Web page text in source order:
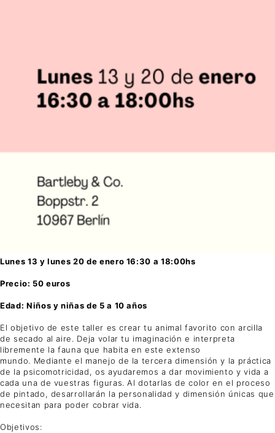
Lunes 13 y lunes 20 de enero 16:30 a 18:00hs
Precio: 50 euros
Edad: Niños y niñas de 5 a 10 años
El objetivo de este taller es crear tu animal favorito con arcilla
de secado al aire. Deja volar tu imaginación e interpreta
libremente la fauna que habita en este extenso
mundo. Mediante el manejo de la tercera dimensión y la práctica
de la psicomotricidad, os ayudaremos a dar movimiento y vida a
cada una de vuestras figuras. Al dotarlas de color en el proceso
de pintado, desarrollarán la personalidad y dimensión únicas que
necesitan para poder cobrar vida.
Objetivos: